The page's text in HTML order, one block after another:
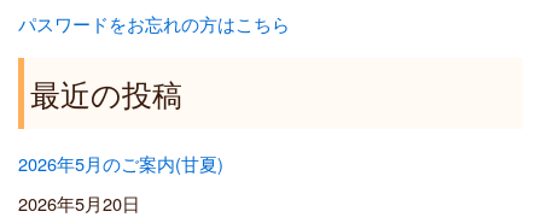
パスワードをお忘れの方はこちら
最近の投稿
2026年5月のご案内(甘夏)
2026年5月20日